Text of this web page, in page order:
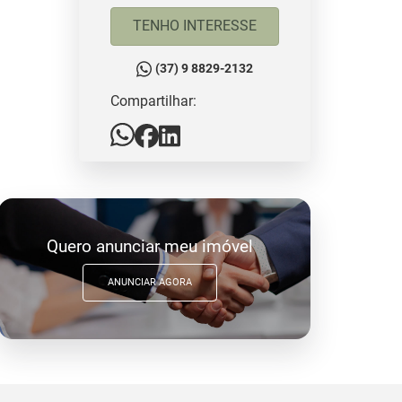
TENHO INTERESSE
(37) 9 8829-2132
Compartilhar:
Quero anunciar meu imóvel
ANUNCIAR AGORA